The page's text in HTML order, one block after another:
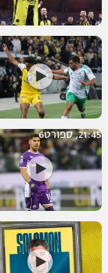
ברחבה
"מעל הליגה" –
"מחצית
משתתפים
תקנון משתתפים
תקנון עבור
תקנון עבור פעילות
טניס
גיימינג E-Sports
מכבי נתניה
בני יהודה
ליגה ברזילאית
ליגות נוספות
ספורט אולימפי
UFC
היאבקות WWE
אופניים
ספורט מוטורי
כדורמים
פוטבול אמריקאי NFL
בייסבול MLB
21:45, ספורט6